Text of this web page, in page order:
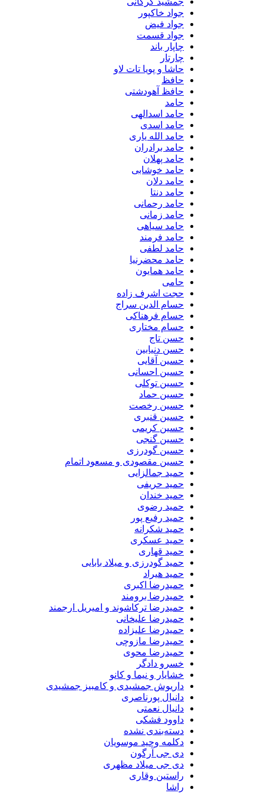
جواد خاکپور
جواد فیض
جواد قسمت
چاپار باند
چارتار
حاشا و پویا تات لاو
حافظ
حافظ آهودشتی
حامد
حامد اسدالهی
حامد اسدی
حامد الله یاری
حامد برادران
حامد پهلان
حامد خوشابی
حامد دلان
حامد دنتا
حامد رحمانی
حامد زمانی
حامد سیاهی
حامد فرمند
حامد لطفی
حامد محضرنیا
حامد همایون
حامی
حجت اشرف زاده
حسام الدین سراج
حسام فرهناکی
حسام مختاری
حسن تاج
حسن دنیابین
حسین آقایی
حسین احسانی
حسین توکلی
حسین حماد
حسین رخصت
حسین قنبری
حسین کریمی
حسین گنجی
حسین گودرزی
حسین مقصودی و مسعود اتمام
حمید جمالزایی
حمید حریفی
حمید خندان
حمید رضوی
حمید رفیع پور
حمید شکرانه
حمید عسکری
حمید قهاری
حمید گودرزی و میلاد بابایی
حمید هیراد
حمیدرضا اکبری
حمیدرضا برومند
حمیدرضا ترکاشوند و امیریل ارجمند
حمیدرضا علیخانی
حمیدرضا علیزاده
حمیدرضا مازوچی
حمیدرضا محوی
خسرو دادگر
خشایار و نیما و کانو
داریوش جمشیدی و کامبیز جمشیدی
دانیال پورناصری
دانیال نعمتی
داوود فشکی
دسته‌بندی نشده
دکلمه وحید موسویان
دی جی آرگون
دی جی میلاد مظهری
راستین وقاری
راشا